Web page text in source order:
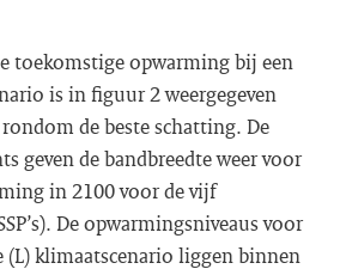
toekomstige opwarming bij een
is in figuur 2 weergegeven
de beste schatting. De
geven de bandbreedte weer voor
in 2100 voor de vijf
De opwarmingsniveaus voor
(L) klimaatscenario liggen binnen